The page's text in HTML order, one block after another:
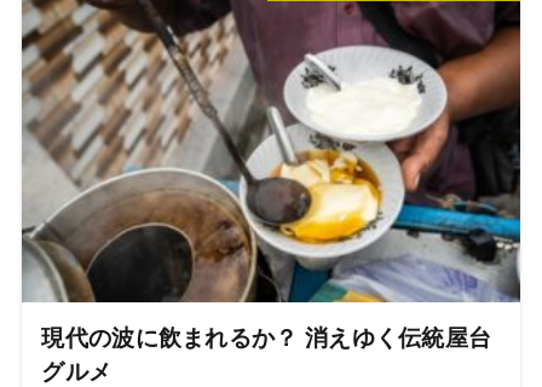
現代の波に飲まれるか？ 消えゆく伝統屋台
グルメ